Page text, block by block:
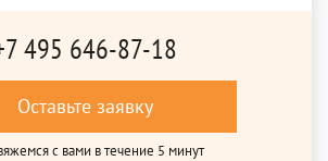
495 646-87-18
Оставьте заявку
с вами в течение 5 минут